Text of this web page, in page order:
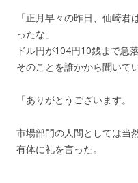
「正月早々の昨日、仙崎
ったな」
ドル円が104円10銭まで急
そのことを誰かから聞いて
「ありがとうございます。
市場部門の人間としては当
有体に礼を言った。